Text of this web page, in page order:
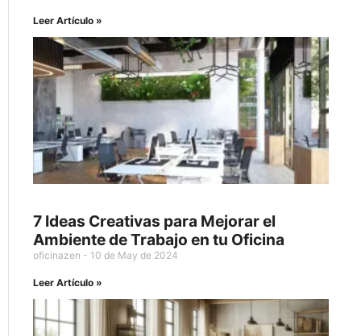
Leer Artículo »
7 Ideas Creativas para Mejorar el
Ambiente de Trabajo en tu Oficina
oficinazen 10 de May de 2024
Leer Artículo »